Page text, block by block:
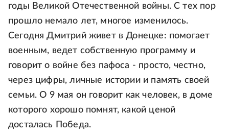
годы Великой Отечественной войны. С тех пор
прошло немало лет, многое изменилось.
Сегодня Дмитрий живет в Донецке: помогает
военным, ведет собственную программу и
говорит о войне без пафоса - просто, честно,
через цифры, личные истории и память своей
семьи. О 9 мая он говорит как человек, в доме
которого хорошо помнят, какой ценой
досталась Победа.